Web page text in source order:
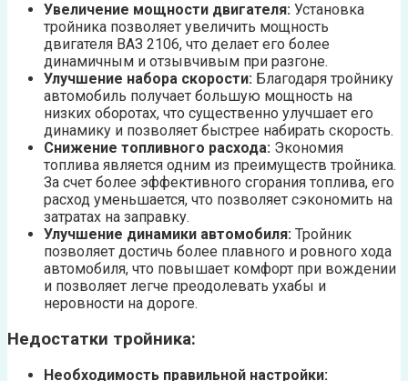
Увеличение мощности двигателя: Установка
тройника позволяет увеличить мощность
двигателя ВАЗ 2106, что делает его более
динамичным и отзывчивым при разгоне.
Улучшение набора скорости: Благодаря тройнику
автомобиль получает большую мощность на
низких оборотах, что существенно улучшает его
динамику и позволяет быстрее набирать скорость.
Снижение топливного расхода: Экономия
топлива является одним из преимуществ тройника.
За счет более эффективного сгорания топлива, его
расход уменьшается, что позволяет сэкономить на
затратах на заправку.
Улучшение динамики автомобиля: Тройник
позволяет достичь более плавного и ровного хода
автомобиля, что повышает комфорт при вождении
и позволяет легче преодолевать ухабы и
неровности на дороге.
Недостатки тройника:
Необходимость правильной настройки: